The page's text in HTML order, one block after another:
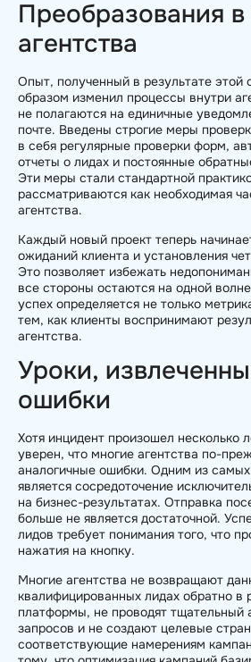
Преобразования
агентства
Опыт, полученный в результате этой
образом изменил процессы внутри
не полагаются на единичные
почте. Введены строгие меры
в себя регулярные проверки форм,
отчеты о лидах и постоянные
Эти меры стали стандартной
рассматриваются как необходимая
агентства.
Каждый новый проект теперь
ожиданий клиента и установления
Это позволяет избежать
все стороны остаются на одной
успех определяется не только
тем, как клиенты воспринимают
агентства.
Уроки,
ошибки
Хотя инцидент произошел несколько
уверен, что многие агентства по-
аналогичные ошибки. Одним из
является сосредоточение
на бизнес-результатах. Отправка
больше не является достаточной.
лидов требует понимания того, что
нажатия на кнопку.
Многие агентства не возвращают
квалифицированных лидах обратно в
платформы, не проводят тщательный
запросов и не создают целевые
соответствующие намерениям